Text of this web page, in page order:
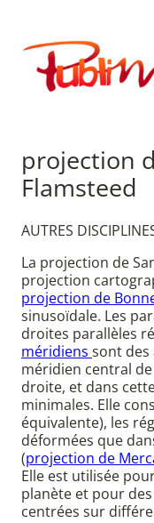
contenu
Publimath
projection
Flamsteed
AUTRES
La projection de
projection
projection de
sinusoïdale. Les
droites parallèles
méridiens sont des
méridien central
droite, et dans
minimales. Elle
équivalente), les
déformées que
(projection de
Elle est utilisée
planète et pour
centrées sur